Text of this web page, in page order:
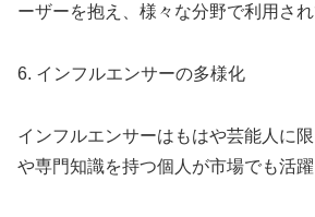
ーザーを抱え、様々な分野で利用され
6. インフルエンサーの多様化
インフルエンサーはもはや芸能人に
や専門知識を持つ個人が市場でも活躍